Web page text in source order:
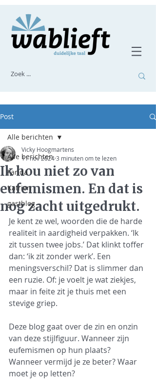
Post
Alle berichten
Farida
Katrien
gastblog
Alle berichten
Ik hou niet zo van
eufemismen. En dat is
nog zacht uitgedrukt.
Vicky Hoogmartens
11 nov 20243 minuten om te lezen
Je kent ze wel, woorden die de harde
realiteit in aardigheid verpakken. ‘Ik
zit tussen twee jobs.’ Dat klinkt toffer
dan: ‘ik zit zonder werk’. Een
meningsverschil? Dat is slimmer dan
een ruzie. Of: je voelt je wat ziekjes,
maar in feite zit je thuis met een
stevige griep.
Deze blog gaat over de zin en onzin
van deze stijlfiguur. Wanneer zijn
eufemismen op hun plaats?
Wanneer vermijd je ze beter? Waar
moet je op letten?